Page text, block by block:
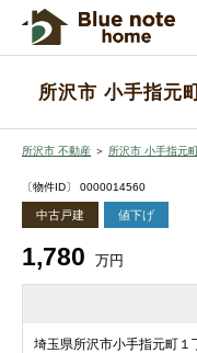
所沢市 小手指元
所沢市 不動産 ＞ 所沢市 小手指元
〔物件ID〕 0000014560
中古戸建 値下げ
1,780 万円
埼玉県所沢市小手指元町１